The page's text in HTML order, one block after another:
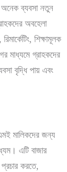
অনেক ব্যবসা নতুন
অবহেলা
শিক্ষামূলক
মাধ্যমে গ্রাহকদের
বৃদ্ধি পায় এবং
মালিকদের জন্য
এটি বাজার
করতে,